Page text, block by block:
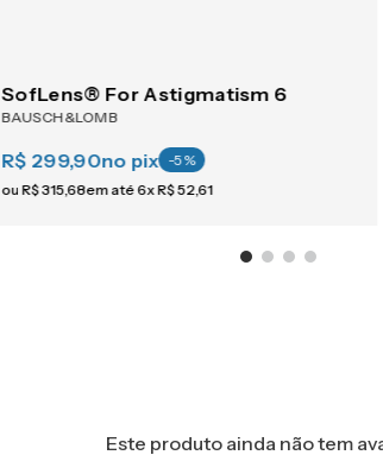
SofLens® For Astigmatism 6
BAUSCH&LOMB
R$ 299,90no pix -5%
ouR$315,68em até6xR$52,61
Este produto ainda não tem